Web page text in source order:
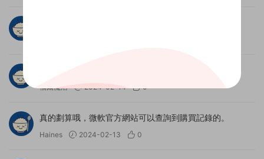
福爾魔浩 2024-02-14 0
真的劃算哦，微軟官方網站可以查詢到購買記錄的。
Haines 2024-02-13 0